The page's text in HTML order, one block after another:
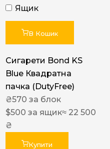
Ящик
В Кошик
Сигарети Bond KS
Blue Квадратна
пачка (DutyFree)
₴570 за блок
$500 за ящик≈ 22 500
₴
Купити